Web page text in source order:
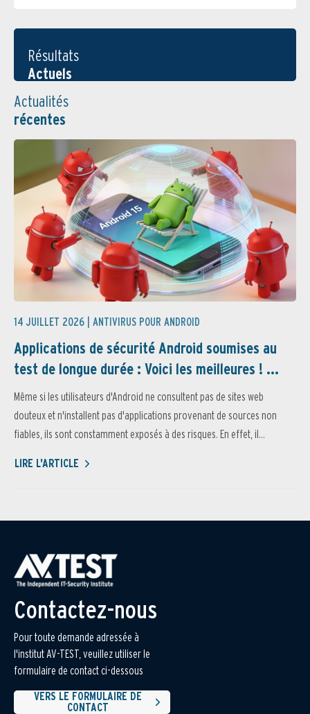
Résultats
Actuels
Actualités
récentes
14 JUILLET 2026 | ANTIVIRUS POUR ANDROID
Applications de sécurité Android soumises au
test de longue durée : Voici les meilleures ! ...
Même si les utilisateurs d'Android ne consultent pas de sites web
douteux et n'installent pas d'applications provenant de sources non
fiables, ils sont constamment exposés à des risques. En effet, il...
LIRE L'ARTICLE
Contactez-nous
Pour toute demande adressée à
l'institut AV-TEST, veuillez utiliser le
formulaire de contact ci-dessous
VERS LE FORMULAIRE DE
CONTACT